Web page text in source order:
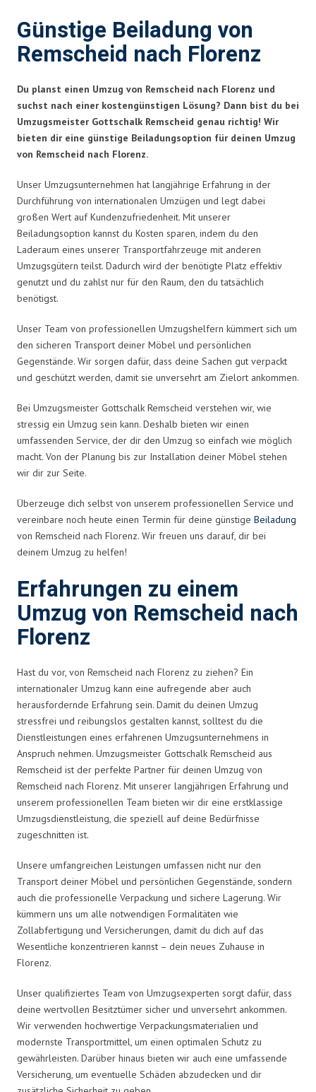
Günstige Beiladung von
Remscheid nach Florenz
Du planst einen Umzug von Remscheid nach Florenz und
suchst nach einer kostengünstigen Lösung? Dann bist du bei
Umzugsmeister Gottschalk Remscheid genau richtig! Wir
bieten dir eine günstige Beiladungsoption für deinen Umzug
von Remscheid nach Florenz.
Unser Umzugsunternehmen hat langjährige Erfahrung in der
Durchführung von internationalen Umzügen und legt dabei
großen Wert auf Kundenzufriedenheit. Mit unserer
Beiladungsoption kannst du Kosten sparen, indem du den
Laderaum eines unserer Transportfahrzeuge mit anderen
Umzugsgütern teilst. Dadurch wird der benötigte Platz effektiv
genutzt und du zahlst nur für den Raum, den du tatsächlich
benötigst.
Unser Team von professionellen Umzugshelfern kümmert sich um
den sicheren Transport deiner Möbel und persönlichen
Gegenstände. Wir sorgen dafür, dass deine Sachen gut verpackt
und geschützt werden, damit sie unversehrt am Zielort ankommen.
Bei Umzugsmeister Gottschalk Remscheid verstehen wir, wie
stressig ein Umzug sein kann. Deshalb bieten wir einen
umfassenden Service, der dir den Umzug so einfach wie möglich
macht. Von der Planung bis zur Installation deiner Möbel stehen
wir dir zur Seite.
Überzeuge dich selbst von unserem professionellen Service und
vereinbare noch heute einen Termin für deine günstige Beiladung
von Remscheid nach Florenz. Wir freuen uns darauf, dir bei
deinem Umzug zu helfen!
Erfahrungen zu einem
Umzug von Remscheid nach
Florenz
Hast du vor, von Remscheid nach Florenz zu ziehen? Ein
internationaler Umzug kann eine aufregende aber auch
herausfordernde Erfahrung sein. Damit du deinen Umzug
stressfrei und reibungslos gestalten kannst, solltest du die
Dienstleistungen eines erfahrenen Umzugsunternehmens in
Anspruch nehmen. Umzugsmeister Gottschalk Remscheid aus
Remscheid ist der perfekte Partner für deinen Umzug von
Remscheid nach Florenz. Mit unserer langjährigen Erfahrung und
unserem professionellen Team bieten wir dir eine erstklassige
Umzugsdienstleistung, die speziell auf deine Bedürfnisse
zugeschnitten ist.
Unsere umfangreichen Leistungen umfassen nicht nur den
Transport deiner Möbel und persönlichen Gegenstände, sondern
auch die professionelle Verpackung und sichere Lagerung. Wir
kümmern uns um alle notwendigen Formalitäten wie
Zollabfertigung und Versicherungen, damit du dich auf das
Wesentliche konzentrieren kannst – dein neues Zuhause in
Florenz.
Unser qualifiziertes Team von Umzugsexperten sorgt dafür, dass
deine wertvollen Besitztümer sicher und unversehrt ankommen.
Wir verwenden hochwertige Verpackungsmaterialien und
modernste Transportmittel, um einen optimalen Schutz zu
gewährleisten. Darüber hinaus bieten wir auch eine umfassende
Versicherung, um eventuelle Schäden abzudecken und dir